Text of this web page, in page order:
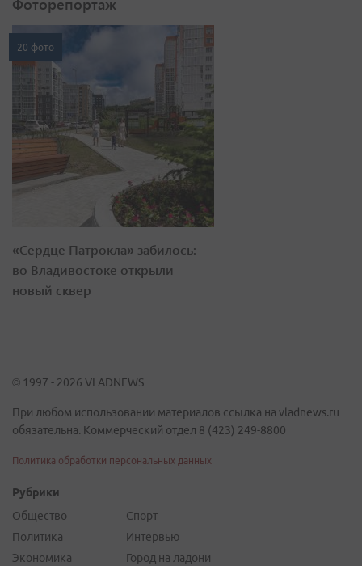
Фоторепортаж
20 фото
«Сердце Патрокла» забилось:
во Владивостоке открыли
новый сквер
© 1997 - 2026 VLADNEWS
При любом использовании материалов ссылка на vladnews.ru
обязательна. Коммерческий отдел 8 (423) 249-8800
Политика обработки персональных данных
Рубрики
Общество
Политика
Экономика
Спорт
Интервью
Город на ладони